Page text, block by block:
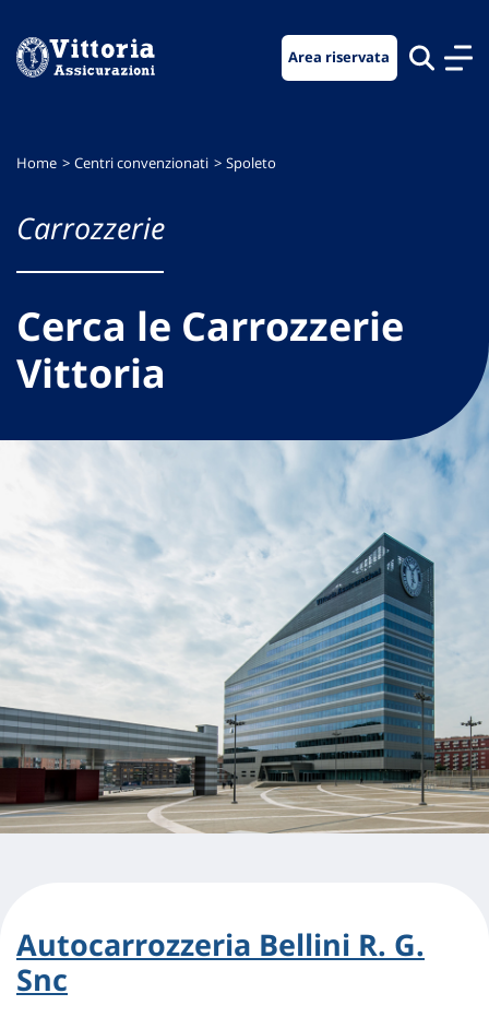
menu
contenuto
footer
Area riservata
Home Centri convenzionati Spoleto
Carrozzerie
Cerca le Carrozzerie
Vittoria
Autocarrozzeria Bellini R. G.
Snc